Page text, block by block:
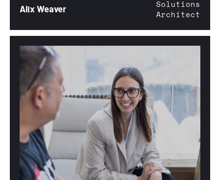
Alix Weaver
Solutions
Architect